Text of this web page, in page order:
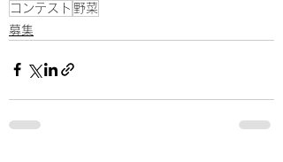
コンテスト 野菜
募集